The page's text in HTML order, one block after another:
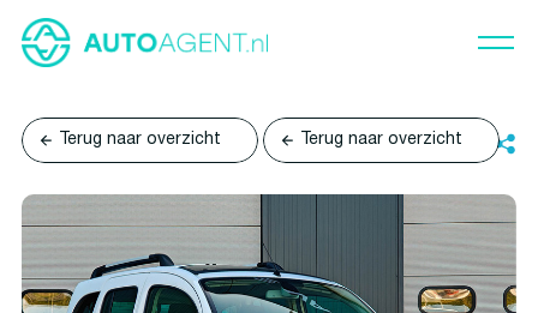
Terug naar overzicht Terug naar overzicht